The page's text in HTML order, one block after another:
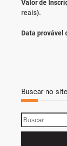
Valor de
reais).
Data provável
Buscar no site
S
e